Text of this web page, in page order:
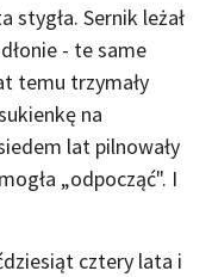
stygła. Sernik leżał
- te same
temu trzymały
na
lat pilnowały
„odpocząć". I
cztery lata i